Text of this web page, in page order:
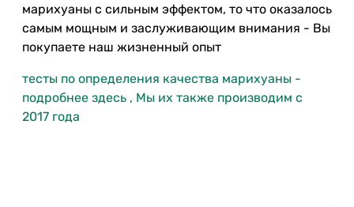
марихуаны с сильным эффектом, то что оказалось
самым мощным и заслуживающим внимания - Вы
покупаете наш жизненный опыт
тесты по определения качества марихуаны -
подробнее здесь , Мы их также производим с
2017 года